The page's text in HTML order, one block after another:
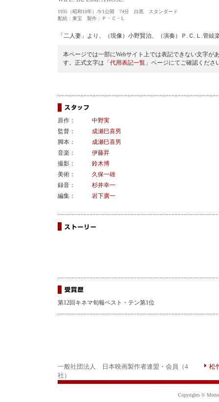
1935（昭和10年）/9/1公開 74分 白黒 スタンダード
配給：東宝 製作：Ｐ・Ｃ・L
「二人妻」より、（現像）小野賢治、（演奏）Ｐ.Ｃ.Ｌ.管絃
本ページでは一部にWebサイト上では表記できない文字が
す。正式文字は「 代用表記一覧」ページにてご確認くださ
原作：
中野実
監督：
成瀬巳喜男
脚本：
成瀬巳喜男
音楽：
伊藤昇
撮影：
鈴木博
美術：
久保一雄
録音：
杉井幸一
編集：
岩下廣一
第12回キネマ旬報ベスト・テン第1位
一般社団法人 日本映画製作者連盟・会員（4
社）
松
Copyrights ©